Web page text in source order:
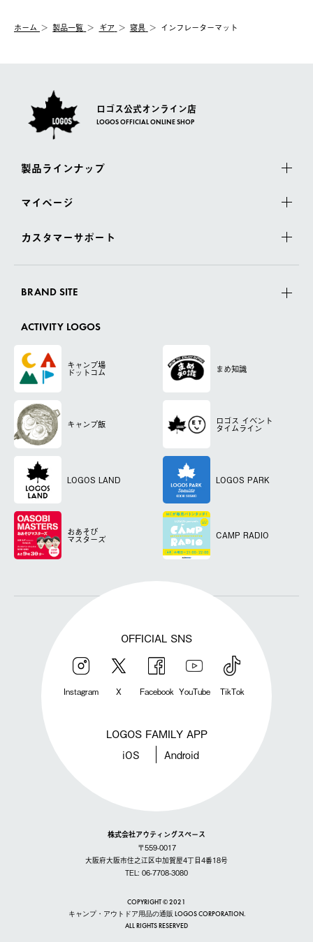
【配送業者】
佐川急便にて配送されます。
一度お手元の商品を返品いただき、ご希望商品を再注文してくだ
ホーム 製品一覧 ギア 寝具 インフレーターマット
ロゴス公式オンライン店
LOGOS OFFICIAL ONLINE SHOP
製品ラインナップ
マイページ
カスタマーサポート
BRAND SITE
ACTIVITY LOGOS
キャンプ場
ドットコム まめ知識
キャンプ飯 ロゴス イベント
タイムライン
LOGOS LAND LOGOS PARK
おあそび
マスターズ CAMP RADIO
OFFICIAL SNS
Instagram X Facebook YouTube TikTok
LOGOS FAMILY APP
iOS Android
株式会社アウティングスペース
〒559-0017
大阪府大阪市住之江区中加賀屋4丁目4番18号
TEL: 06-7708-3080
COPYRIGHT © 2021
キャンプ・アウトドア用品の通販 LOGOS CORPORATION.
ALL RIGHTS RESERVED